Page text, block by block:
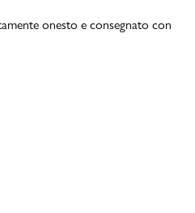
onesto e consegnato con